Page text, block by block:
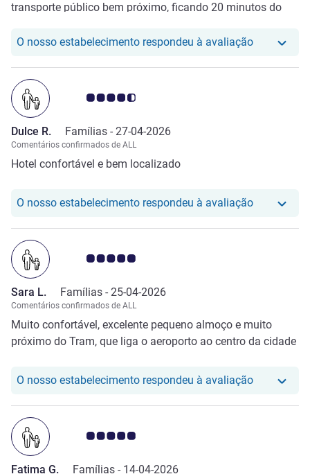
transporte público bem próximo, ficando 20 minutos do
O nosso estabelecimento respondeu à avaliaçãoO nosso
Nota clientes Avis 4.5/5
Dulce R. Famílias - 27-04-2026
Comentários confirmados de ALL
Hotel confortável e bem localizado
O nosso estabelecimento respondeu à avaliaçãoO nosso
Nota clientes Avis 5.0/5
Sara L. Famílias - 25-04-2026
Comentários confirmados de ALL
Muito confortável, excelente pequeno almoço e muito
próximo do Tram, que liga o aeroporto ao centro da cidade
O nosso estabelecimento respondeu à avaliaçãoO nosso
Nota clientes Avis 5.0/5
Fatima G. Famílias - 14-04-2026